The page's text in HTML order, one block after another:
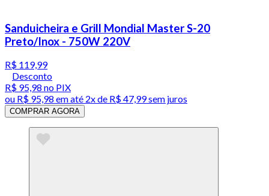
Sanduicheira e Grill Mondial Master S-20
Preto/Inox - 750W 220V
R$ 119,99
Desconto
R$ 95,98 no PIX
ou R$ 95,98 em até 2x de R$ 47,99 sem juros
COMPRAR AGORA